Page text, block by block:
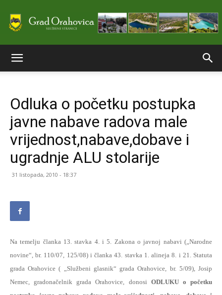
stranice
Grada
Odluka o početku postupka
javne nabave radova male
vrijednost,nabave,dobave i
ugradnje ALU stolarije
31 listopada, 2010 - 18:37
Na temelju članka 13. stavka 4. i 5. Zakona o javnoj nabavi („Narodne
novine“, br. 110/07, 125/08) i članka 43. stavka 1. alineja 8. i 21. Statuta
grada Orahovice ( „Službeni glasnik“ grada Orahovice, br. 5/09), Josip
Nemec, gradonačelnik grada Orahovice, donosi ODLUKU o početku